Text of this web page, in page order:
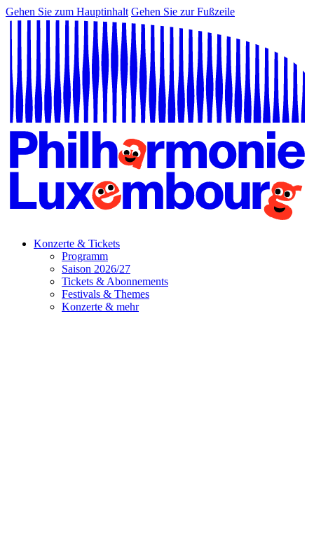
Gehen Sie zum Hauptinhalt Gehen Sie zur Fußzeile
Konzerte & Tickets
Programm
Saison 2026/27
Tickets & Abonnements
Festivals & Themes
Konzerte & mehr